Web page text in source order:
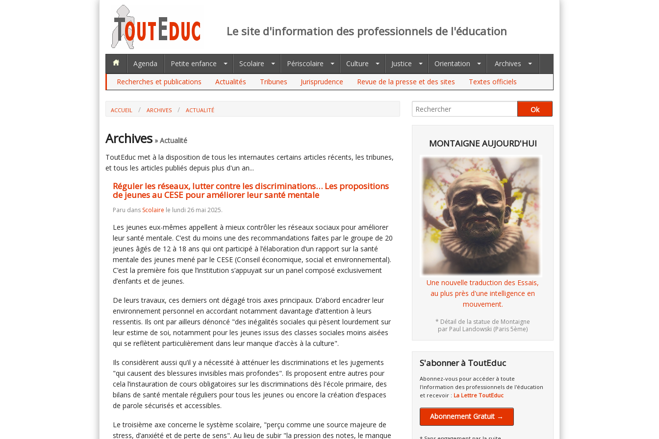
Le site d'information des professionnels de l'éducation
Agenda Petite enfance Scolaire Périscolaire Culture Justice Orientation
Archives
Recherches et publications
Actualités Tribunes Jurisprudence Revue de la presse et des sites Textes officiels
ACCUEIL ARCHIVES
ACTUALITÉ
POUR AMÉLIORER LEUR SANTÉ MENTALE
Archives » Actualité
ToutEduc met à la disposition de tous les internautes certains articles récents, les tribunes,
et tous les articles publiés depuis plus d'un an...
Réguler les réseaux, lutter contre les discriminations… Les propositions
de jeunes au CESE pour améliorer leur santé mentale
Paru dans Scolaire le lundi 26 mai 2025.
Les jeunes eux-mêmes appellent à mieux contrôler les réseaux sociaux pour améliorer
leur santé mentale. C’est du moins une des recommandations faites par le groupe de 20
jeunes âgés de 12 à 18 ans qui ont participé à l’élaboration d’un rapport sur la santé
mentale des jeunes mené par le CESE (Conseil économique, social et environnemental).
C’est la première fois que l’institution s’appuyait sur un panel composé exclusivement
d’enfants et de jeunes.
De leurs travaux, ces derniers ont dégagé trois axes principaux. D’abord encadrer leur
environnement personnel en accordant notamment davantage d’attention à leurs
ressentis. Ils ont par ailleurs dénoncé "des inégalités sociales qui pèsent lourdement sur
leur estime de soi, notamment pour les jeunes issus des classes sociales moins aisées
qui se reflètent particulièrement dans leur manque d’accès à la culture".
Ils considèrent aussi qu’il y a nécessité à atténuer les discriminations et les jugements
"qui causent des blessures invisibles mais profondes". Ils proposent entre autres pour
cela l’instauration de cours obligatoires sur les discriminations dès l'école primaire, des
bilans de santé mentale réguliers pour tous les jeunes ou encore la création d’espaces
de parole sécurisés et accessibles.
Le troisième axe concerne le système scolaire, "perçu comme une source majeure de
stress, d’anxiété et de perte de sens". Au lieu de subir "la pression des notes, le manque
MONTAIGNE AUJOURD'HUI
Une nouvelle traduction des Essais,
au plus près d'une intelligence en
mouvement.
* Détail de la statue de Montaigne
par Paul Landowski (Paris 5ème)
S'abonner à ToutEduc
Abonnez-vous pour accéder à toute
l'information des professionnels de l'éducation
et recevoir : La Lettre ToutEduc
Abonnement Gratuit →